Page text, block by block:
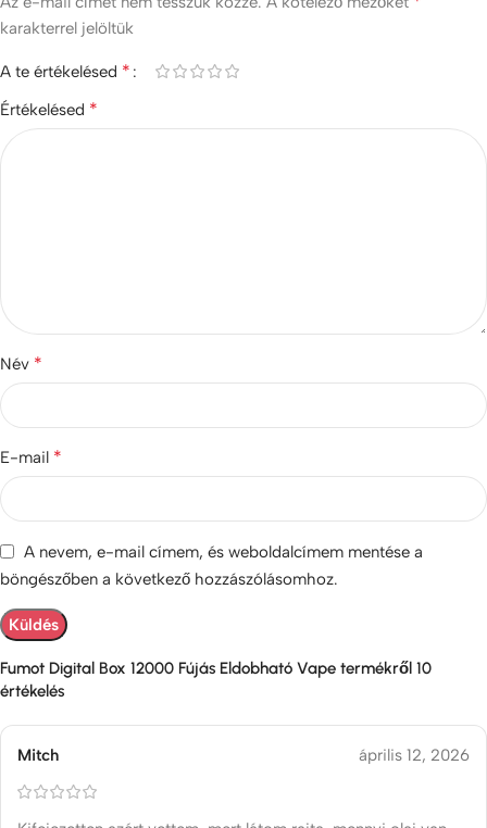
Fumot Digital Box 12000 Fújás Eldobható Vape termékről 10
értékelés
Mitch április 12, 2026
karakterrel jelöltük
A te értékelésed *
Értékelésed *
Név *
E-mail *
A nevem, e-mail címem, és weboldalcímem mentése a
böngészőben a következő hozzászólásomhoz.